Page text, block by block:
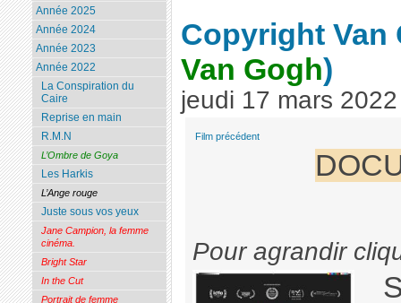
Copyright Van
Van Gogh)
jeudi 17 mars 2022
Film précédent
Pour agrandir
Année 2025
Année 2024
Année 2023
Année 2022
La Conspiration du
Caire
Reprise en main
R.M.N
L’Ombre de Goya
Les Harkis
L’Ange rouge
Juste sous vos yeux
Jane Campion, la femme
cinéma.
Bright Star
In the Cut
Portrait de femme